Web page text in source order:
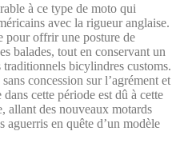
à ce type de moto qui
avec la rigueur anglaise.
pour offrir une posture de
balades, tout en conservant un
bicylindres customs.
concession sur l’agrément et
cette période est dû à cette
allant des nouveaux motards
aguerris en quête d’un modèle